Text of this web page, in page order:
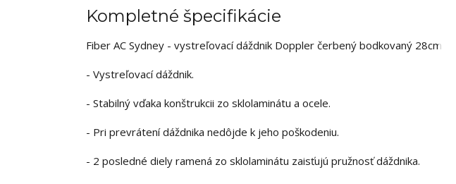
Kompletné špecifikácie
Fiber AC Sydney - vystreľovací dáždnik Doppler čerbený bodkovaný 28cm
- Vystreľovací dáždnik.
- Stabilný vďaka konštrukcii zo sklolaminátu a ocele.
- Pri prevrátení dáždnika nedôjde k jeho poškodeniu.
- 2 posledné diely ramená zo sklolaminátu zaisťujú pružnosť dáždnika.